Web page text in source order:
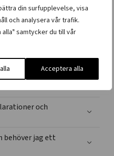
din surfupplevelse, visa
och analysera vår trafik.
samtycker du till vår
Acceptera alla
för små bergiga
varje person i
och
behöver jag ett